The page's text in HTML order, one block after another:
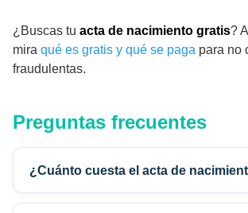
¿Buscas tu acta de nacimiento gratis?
mira qué es gratis y qué se paga para no
fraudulentas.
Preguntas frecuentes
¿Cuánto cuesta el acta de